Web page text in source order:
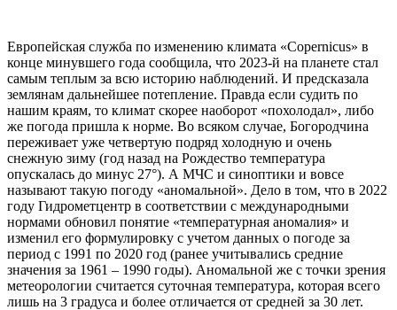
Европейская служба по изменению климата «Copernicus» в
конце минувшего года сообщила, что 2023-й на планете стал
самым теплым за всю историю наблюдений. И предсказала
землянам дальнейшее потепление. Правда если судить по
нашим краям, то климат скорее наоборот «похолодал», либо
же погода пришла к норме. Во всяком случае, Богородчина
переживает уже четвертую подряд холодную и очень
снежную зиму (год назад на Рождество температура
опускалась до минус 27°). А МЧС и синоптики и вовсе
называют такую погоду «аномальной». Дело в том, что в 2022
году Гидрометцентр в соответствии с международными
нормами обновил понятие «температурная аномалия» и
изменил его формулировку с учетом данных о погоде за
период с 1991 по 2020 год (ранее учитывались средние
значения за 1961 – 1990 годы). Аномальной же с точки зрения
метеорологии считается суточная температура, которая всего
лишь на 3 градуса и более отличается от средней за 30 лет.